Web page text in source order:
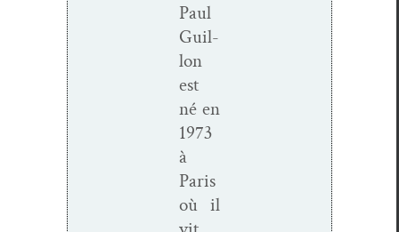
Paul
Guil­
lon
est
né en
1973
à
Paris
où il